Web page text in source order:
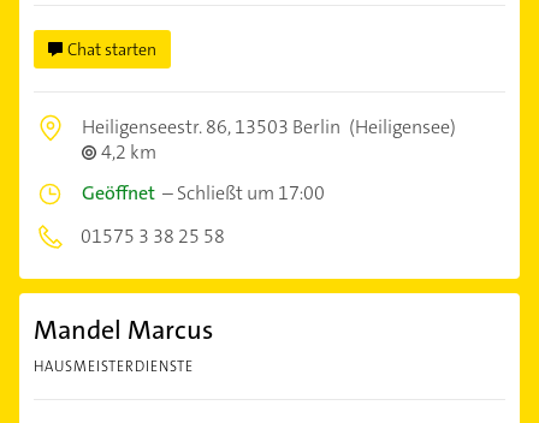
Chat starten
Heiligenseestr. 86,13503 Berlin (Heiligensee)
4,2 km
Geöffnet –Schließt um 17:00
01575 3 38 25 58
Mandel Marcus
HAUSMEISTERDIENSTE